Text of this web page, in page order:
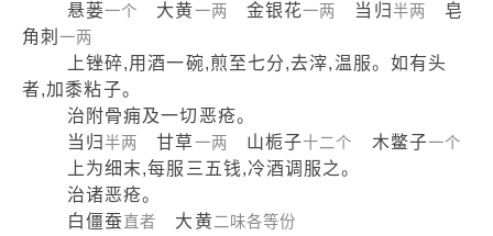
悬蒌一个 大黄一两 金银花一两 当归半两
皂
角刺一两
上锉碎,用酒一碗,煎至七分,去滓,温服。如有头
者,加黍粘子。
治附骨痈及一切恶疮。
当归半两 甘草一两 山栀子十二个 木鳖子一个
上为细末,每服三五钱,冷酒调服之。
治诸恶疮。
白僵蚕直者 大黄二味各等份